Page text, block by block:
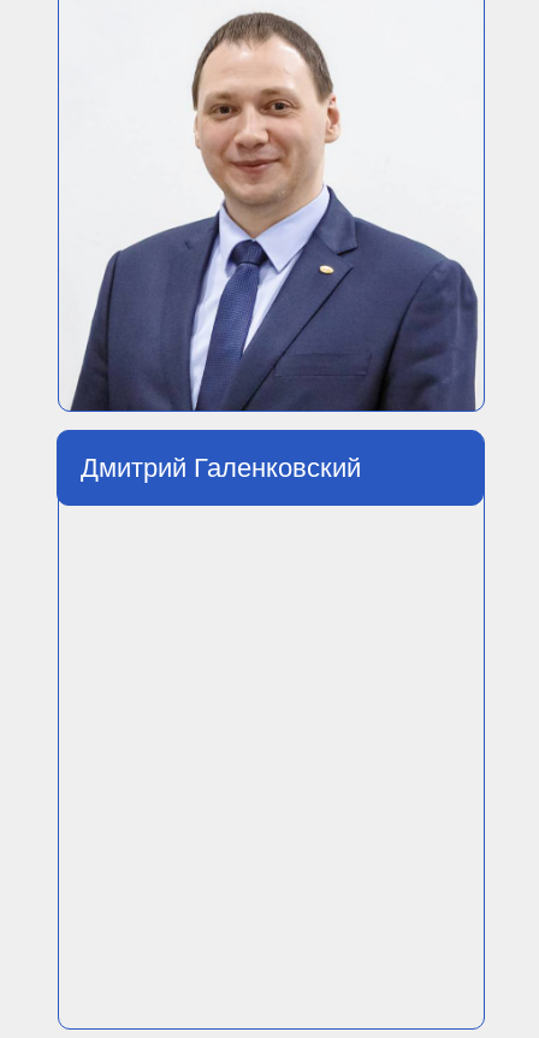
Дмитрий Галенковский